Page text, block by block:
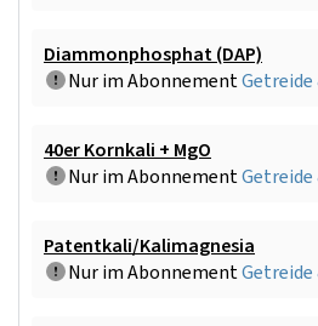
Diammonphosphat (DAP)
Nur im AbonnementGetreide
40er Kornkali + MgO
Nur im AbonnementGetreide
Patentkali/Kalimagnesia
Nur im AbonnementGetreide